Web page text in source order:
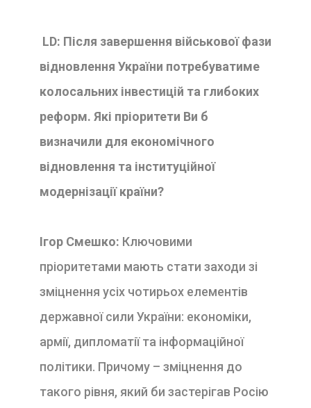
LD: Після завершення військової фази
відновлення України потребуватиме
колосальних інвестицій та глибоких
реформ. Які пріоритети Ви б
визначили для економічного
відновлення та інституційної
модернізації країни?
Ігор Смешко: Ключовими
пріоритетами мають стати заходи зі
зміцнення усіх чотирьох елементів
державної сили України: економіки,
армії, дипломатії та інформаційної
політики. Причому – зміцнення до
такого рівня, який би застерігав Росію